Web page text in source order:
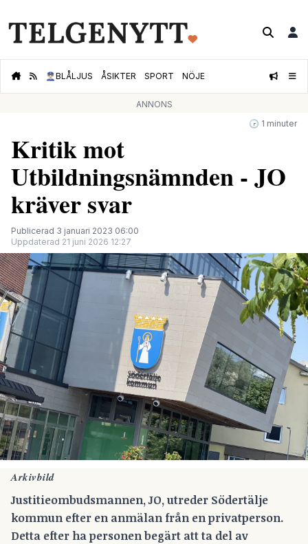
👮🏻‍♂️BLÅLJUS ÅSIKTER SPORT NÖJE
ANNONS
🕝 1 minuter
Kritik mot
Utbildningsnämnden - JO
kräver svar
Publicerad 3 januari 2023 06:00
Uppdaterad 21 juni 2026 12:27
Arkivbild
Justitieombudsmannen, JO, utreder Södertälje
kommun efter en anmälan från en privatperson.
Detta efter ha personen begärt att ta del av